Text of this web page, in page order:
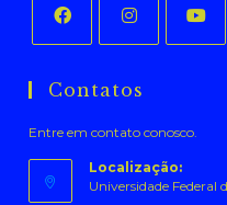
em
nova
aba
em
nova
aba
nova
aba
Contatos
Entre em contato conosco.
Localização:
Universidade Federal